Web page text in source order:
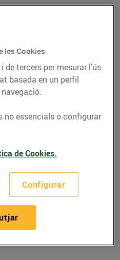
torrades
farcides
i
les Cookies
tercers per mesurar l’ús
basada en un perfil
no essencials o configurar
de Cookies.
Configurar